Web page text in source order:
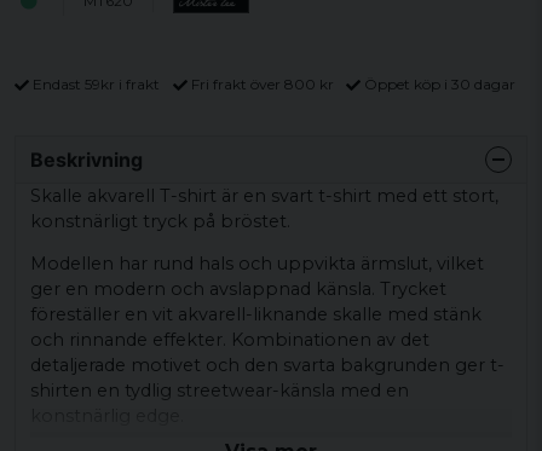
Endast 59kr i frakt Fri frakt över 800 kr Öppet köp i 30 dagar
Beskrivning
Skalle akvarell T-shirt är en svart t-shirt med ett stort,
konstnärligt tryck på bröstet.
Modellen har rund hals och uppvikta ärmslut, vilket
ger en modern och avslappnad känsla. Trycket
föreställer en vit akvarell-liknande skalle med stänk
och rinnande effekter. Kombinationen av det
detaljerade motivet och den svarta bakgrunden ger t-
shirten en tydlig streetwear-känsla med en